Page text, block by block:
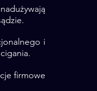
i
firmowe